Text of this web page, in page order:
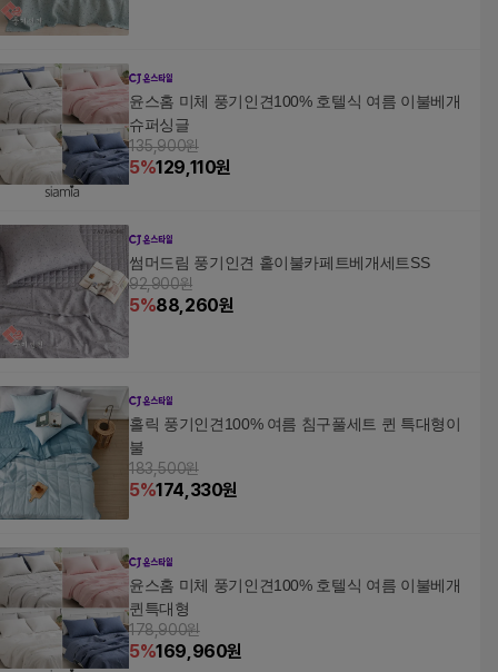
윤스홈 미체 풍기인견100% 호텔식 여름 이불베개
슈퍼싱글
135,900원
5%129,110원
썸머드림 풍기인견 홑이불카페트베개세트SS
92,900원
5%88,260원
홀릭 풍기인견100% 여름 침구풀세트 퀸 특대형이
불
183,500원
5%174,330원
윤스홈 미체 풍기인견100% 호텔식 여름 이불베개
퀸특대형
178,900원
5%169,960원